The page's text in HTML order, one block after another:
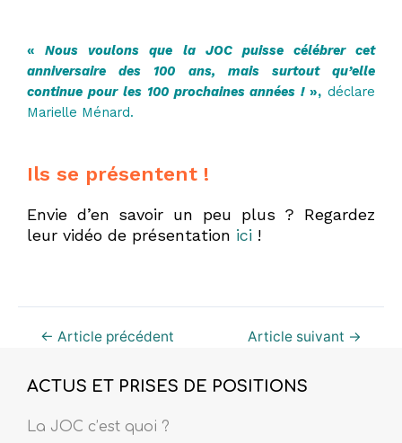
«Nous voulons que la JOC puisse célébrer cet
anniversaire des 100 ans, mais surtout qu’elle
continue pour les 100 prochaines années !», déclare
Marielle Ménard.
Ils se présentent !
Envie d’en savoir un peu plus ? Regardez
leur vidéo de présentation ici !
← Article précédent Article suivant →
ACTUS ET PRISES DE POSITIONS
La JOC c’est quoi ?